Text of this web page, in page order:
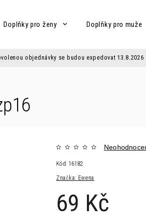
Doplňky pro ženy Doplňky pro muže
objednávky se budou expedovat 13.8.2026
Značka: Ewena
69 Kč
Kód: 16182